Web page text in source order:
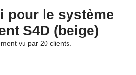
pour le système
S4D (beige)
vu par 20 clients.